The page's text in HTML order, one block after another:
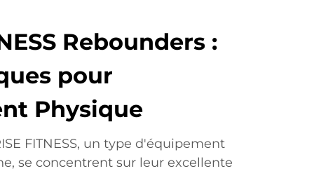
Rebounders :
pour
Physique
FITNESS, un type d'équipement
se concentrent sur leur excellente